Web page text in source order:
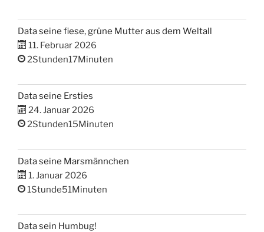
Data seine fiese, grüne Mutter aus dem Weltall
11. Februar 2026
2Stunden17Minuten
Data seine Ersties
24. Januar 2026
2Stunden15Minuten
Data seine Marsmännchen
1. Januar 2026
1Stunde51Minuten
Data sein Humbug!